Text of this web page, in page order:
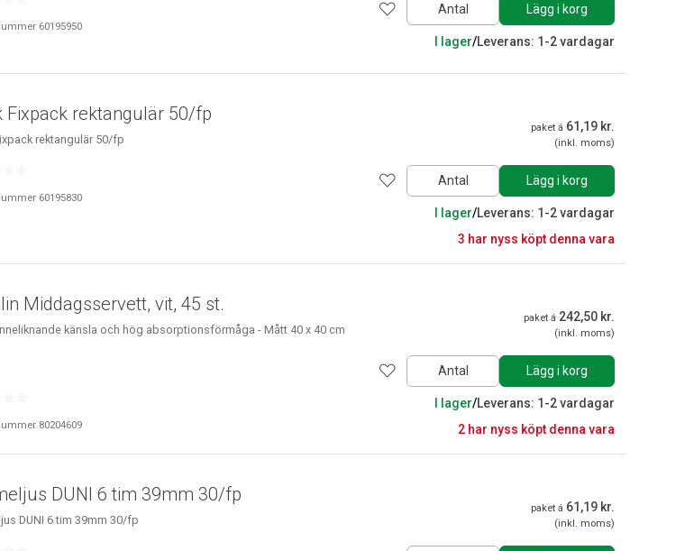
60195950
Antal Lägg i korg
I lager/Leverans: 1-2 vardagar
Fixpack rektangulär 50/fp
rektangulär 50/fp
60195830
paket á 61,19 kr.
(inkl. moms)
Antal Lägg i korg
I lager/Leverans: 1-2 vardagar
3 har nyss köpt denna vara
Middagsservett, vit, 45 st.
känsla och hög absorptionsförmåga - Mått 40 x 40 cm
80204609
paket á 242,50 kr.
(inkl. moms)
Antal Lägg i korg
I lager/Leverans: 1-2 vardagar
2 har nyss köpt denna vara
DUNI 6 tim 39mm 30/fp
DUNI 6 tim 39mm 30/fp
paket á 61,19 kr.
(inkl. moms)